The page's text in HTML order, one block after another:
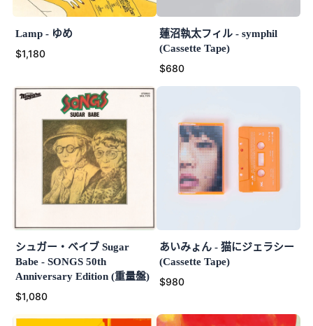
Lamp - ゆめ
$1,180
蓮沼執太フィル - symphil
(Cassette Tape)
$680
シュガー・ベイブ Sugar
Babe - SONGS 50th
Anniversary Edition (重量盤)
$1,080
あいみょん - 猫にジェラシー
(Cassette Tape)
$980